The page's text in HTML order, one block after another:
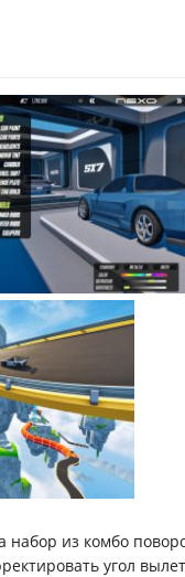
из комбо
угол